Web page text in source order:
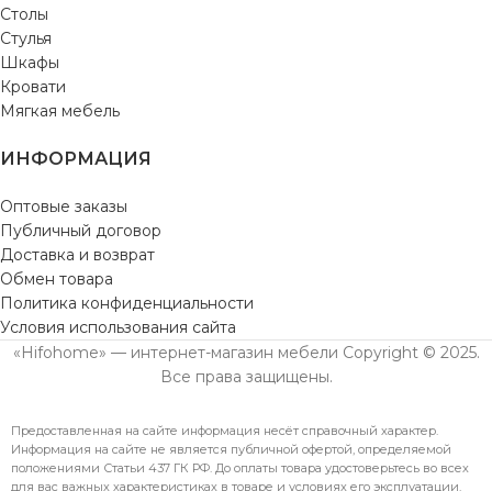
Столы
Стулья
Шкафы
Кровати
Мягкая мебель
ИНФОРМАЦИЯ
Оптовые заказы
Публичный договор
Доставка и возврат
Обмен товара
Политика конфиденциальности
Условия использования сайта
«Hifohome» — интернет-магазин мебели Copyright © 2025.
Все права защищены.
Предоставленная на сайте информация несёт справочный характер.
Информация на сайте не является публичной офертой, определяемой
положениями Статьи 437 ГК РФ. До оплаты товара удостоверьтесь во всех
для вас важных характеристиках в товаре и условиях его эксплуатации.